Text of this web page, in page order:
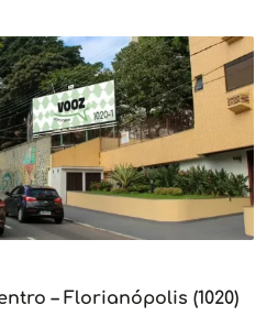
– Florianópolis (1020)